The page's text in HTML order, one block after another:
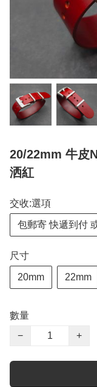
20/22mm 牛皮
洒紅
交收:選項
包郵寄 快遞到付
尺寸
20mm 22mm
數量
−
+